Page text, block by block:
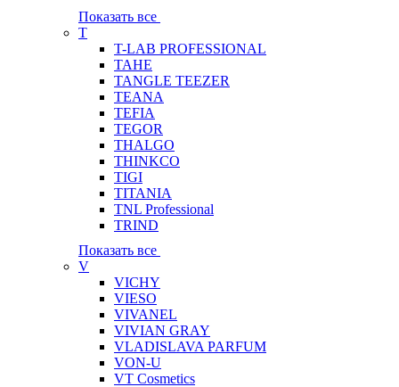
Показать все
T
T-LAB PROFESSIONAL
TAHE
TANGLE TEEZER
TEANA
TEFIA
TEGOR
THALGO
THINKCO
TIGI
TITANIA
TNL Professional
TRIND
Показать все
V
VICHY
VIESO
VIVANEL
VIVIAN GRAY
VLADISLAVA PARFUM
VON-U
VT Cosmetics